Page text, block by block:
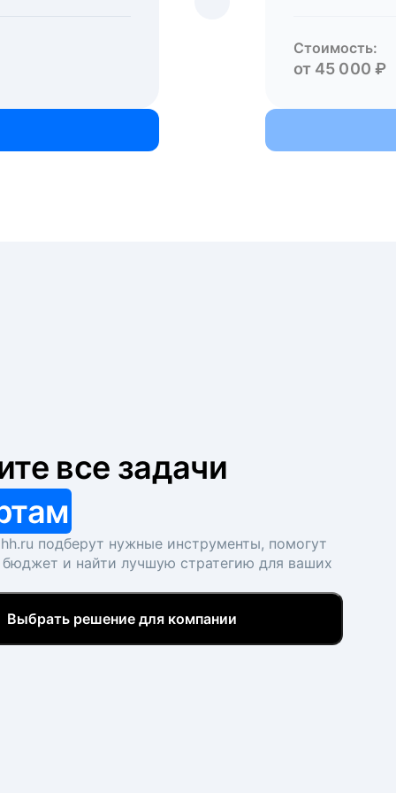
Стоимость:
от 45 000 ₽
все задачи
подберут нужные инструменты, помогут
бюджет и найти лучшую стратегию для ваших
Выбрать решение для компании